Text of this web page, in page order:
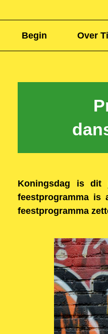
Begin Over
d
Koningsdag is dit
feestprogramma is
feestprogramma